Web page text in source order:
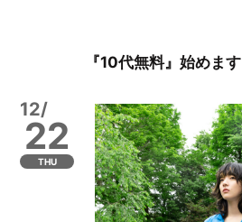
『10代無料』始めます
12/
22
THU